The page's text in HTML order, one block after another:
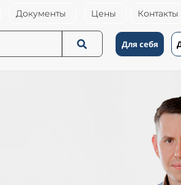
Документы Цены Контакты
Для себя